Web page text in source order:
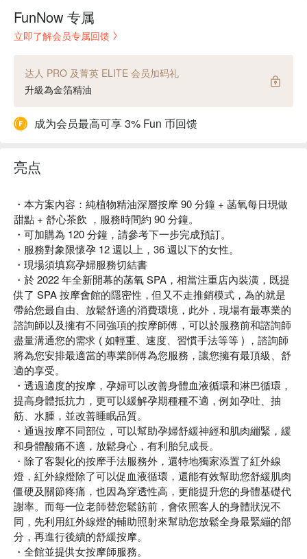
FunNow 专属
立即了解会员专属回馈
达人 PRO 及菁英 ELITE 会员加码礼
升級為金箔精油
成为会员最高可享 3% Fun 币回馈
亮点
・本方案內容：純植物精油深層按摩 90 分鐘 + 菡氧每日現做
甜點 + 舒心茶飲 ，服務時間約 90 分鐘。
・可加購為 120 分鐘，請參考下一步完成預訂。
・服務對象限懷孕 12 週以上，36 週以下的女性。
・現場須填寫孕婦服務切結書
・於 2022 年全新開幕的菡氧 SPA，相當注重店內裝潢，既提
供了 SPA 按摩會館的隱密性，但又不走推銷模式，為的就是
帶給您最自由、放鬆舒適的消費環境，此外，現場有最專業的
諮詢師以及擁有不同強項的按摩師傅，可以於服務前和諮詢師
盡量溝通您的需求 ( 如輕重、速度、習慣手法等等 ) ，諮詢師
將為您安排最適當的專業師傅為您服務，讓您擁有最頂級、舒
適的享受。
・透過適度的按摩，孕婦可以改善身體血液循環和淋巴循環，
提高身體抵抗力，更可以緩解孕期種種不適，例如孕吐、抽
筋、水腫，並改善睡眠品質。
・通過按摩不同部位，可以幫助孕婦舒緩神經和肌肉繃緊，緩
和身體酸痛不適，放鬆身心，有利胎兒成長。
・除了客製化的按摩手法服務外，還特地獨家添置了紅外線
燈，紅外線燈除了可以促血液循環，還能有效幫助您舒緩肌肉
僵硬及關節疼痛，也因為穿透性高，更能提升您的身體基礎代
謝率。而每一位老師替您鬆筋前，會依照客人的身體狀況不
同，先利用紅外線燈的輔助照射來幫助您放鬆全身最緊繃的部
分，再進行後續的舒緩按摩。
・全館並提供女按摩師服務。